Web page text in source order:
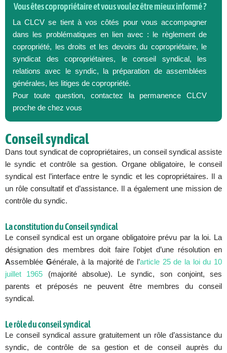
Vous êtes copropriétaire et vous voulez être mieux informé ?
La CLCV se tient à vos côtés pour vous accompagner
dans les problématiques en lien avec : le règlement de
copropriété, les droits et les devoirs du copropriétaire, le
syndicat des copropriétaires, le conseil syndical, les
relations avec le syndic, la préparation de assemblées
générales, les litiges de copropriété.
Pour toute question, contactez la permanence CLCV
proche de chez vous
Conseil syndical
Dans tout syndicat de copropriétaires, un conseil syndical assiste
le syndic et contrôle sa gestion. Organe obligatoire, le conseil
syndical est l’interface entre le syndic et les copropriétaires. Il a
un rôle consultatif et d’assistance. Il a également une mission de
contrôle du syndic.
La constitution du Conseil syndical
Le conseil syndical est un organe obligatoire prévu par la loi. La
désignation des membres doit faire l’objet d’une résolution en
Assemblée Générale, à la majorité de l’article 25 de la loi du 10
juillet 1965 (majorité absolue). Le syndic, son conjoint, ses
parents et préposés ne peuvent être membres du conseil
syndical.
Le rôle du conseil syndical
Le conseil syndical assure gratuitement un rôle d’assistance du
syndic, de contrôle de sa gestion et de conseil auprès du